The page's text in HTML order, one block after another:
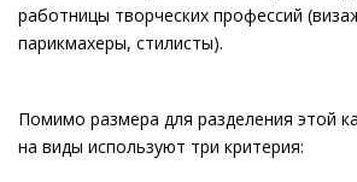
работницы творческих профессий
парикмахеры, стилисты).
Помимо размера для разделения этой
на виды используют три критерия: